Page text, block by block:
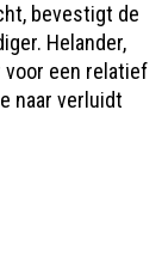
bevestigt de
Helander,
voor een relatief
naar verluidt